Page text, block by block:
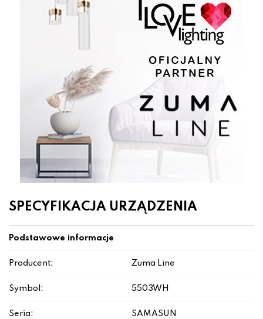
SPECYFIKACJA URZĄDZENIA
Podstawowe informacje
Producent: Zuma Line
Symbol: 5503WH
Seria: SAMASUN